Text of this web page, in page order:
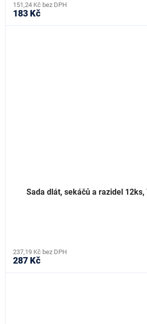
151,24 Kč bez DPH
183 Kč
Sada dlát, sekáčů a razidel 12ks,
237,19 Kč bez DPH
287 Kč